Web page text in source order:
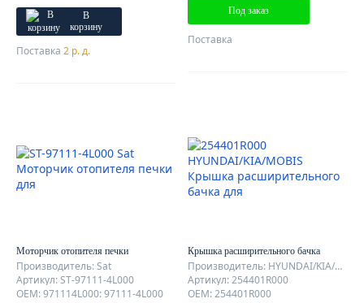
В
корзину
Поставка 2 р. д.
Под заказ
Поставка
Моторчик отопителя печки
Производитель: Sat
Артикул: ST-97111-4L000
OEM: 971114L000: 97111-4L000
Крышка расширительного бачка
Производитель: HYUNDAI/KIA/MOBIS
Артикул: 254401R000
OEM: 254401R000